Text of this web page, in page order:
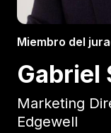
Miembro del
Gabriel
Marketing
Edgewell